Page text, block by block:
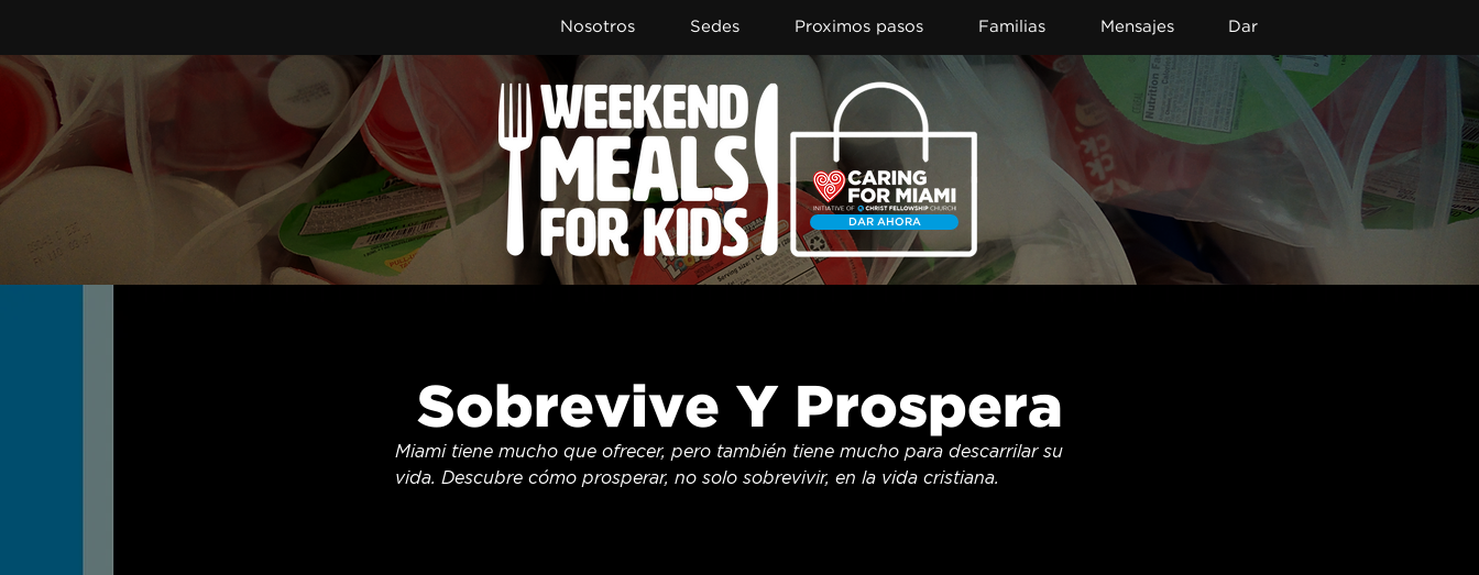
Nosotros Sedes Proximos pasos Familias Mensajes Dar
DAR AHORA
Item List
Sobrevive Y Prospera
Miami tiene mucho que ofrecer, pero también tiene mucho para descarrilar su
vida. Descubre cómo prosperar, no solo sobrevivir, en la vida cristiana.